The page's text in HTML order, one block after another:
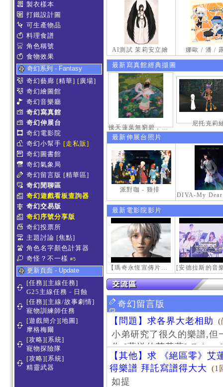
製衣樣本
打鐵設計圖
可生產物品
料理食譜
角色稱號
食物效果
奇幻系列 - Fantasy
奇幻藝廊 [精華] [廣場]
奇幻繪圖館
奇幻音樂廳
奇幻寫真館
奇幻伸展台
奇幻電影院
奇幻小幫手 [走私販]
奇幻圖書館
奇幻氣象局
奇幻留言版 [精華區]
奇幻閒聊區
奇幻遊戲看板查詢器
奇幻交易版
奇幻序號分享版
奇幻投票所
主題討論 [焦點]
角色名字顏色計算器
奇怪？不一樣 #5
更新頁面 - Update
[任務][主線任務]
G25主線任務 - 日蝕
[任務][主線/故事劇情]
寵物訓練師任務
[遊戲簡介][地圖]
摩格梅爾
[攻略][系統]
寵物探險隊
[攻略][系統]
精靈武器
AI測試 茉莉安立繪 娜歐 / 潘 /
最新寫真館經典擷圖
接天蓮葉無窮碧，映日荷花別樣紅。
尼托克莉
最新伸展台照片
派對咖 - 雞排
最新電影院影片
【瑪奇永恆宣傳片】最初的感動
奇幻留言版
【問題】求各界大老相助
(
小弟研究了很久的樂譜,但
作 [葬送的芙莉蓮]-
【其他】求 《絕區零》艾
得樂譜 拜託寫譜得大大
(1
如提